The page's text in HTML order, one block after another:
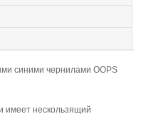
синими чернилами OOPS
имеет нескользящий